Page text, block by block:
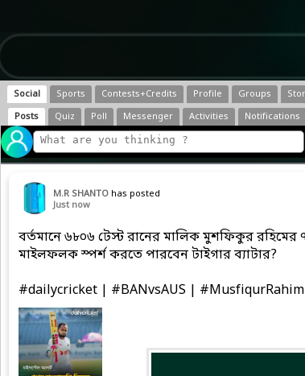
Social Sports Contests+Credits Profile Groups
Posts
Quiz Poll Messenger Activities Notifications
M.R SHANTO has posted
Just now
বর্তমানে ৬৮০৬ টেস্ট রানের মালিক মুশফিকুর রহিমের
মাইলফলক স্পর্শ করতে পারবেন টাইগার ব্যাটার?
#dailycricket | #BANvsAUS | #MusfiqurRahim